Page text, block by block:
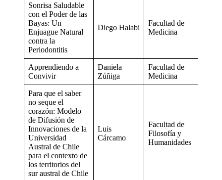
Sonrisa Saludable
con el Poder de las
Bayas: Un
Enjuague Natural
contra la
Periodontitis
Diego Halabi
Facultad de
Medicina
Apprendiendo a
Convivir
Daniela
Zúñiga
Facultad de
Medicina
Para que el saber
no seque el
corazón: Modelo
de Difusión de
Innovaciones de la
Universidad
Austral de Chile
para el contexto de
los territorios del
sur austral de Chile
Luis
Cárcamo
Facultad de
Filosofía y
Humanidades